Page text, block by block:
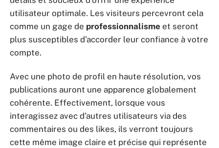
utilisateur optimale. Les visiteurs percevront cela
comme un gage de professionnalisme et seront
plus susceptibles d’accorder leur confiance à votre
compte.
Avec une photo de profil en haute résolution, vos
publications auront une apparence globalement
cohérente. Effectivement, lorsque vous
interagissez avec d’autres utilisateurs via des
commentaires ou des likes, ils verront toujours
cette même image claire et précise qui représente